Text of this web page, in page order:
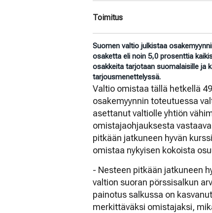
Toimitus
Suomen valtio julkistaa
osaketta eli noin 5,0 prosenttia
osakkeita tarjotaan suomalaisille ja
tarjousmenettelyssä.
Valtio omistaa tällä hetkellä
osakemyynnin toteutuessa
asettanut valtiolle yhtiön
omistajaohjauksesta
pitkään jatkuneen hyvän
omistaa nykyisen kokoista
- Nesteen pitkään jatkuneen
valtion suoran pörssisalkun
painotus salkussa on
merkittäväksi omistajaksi,